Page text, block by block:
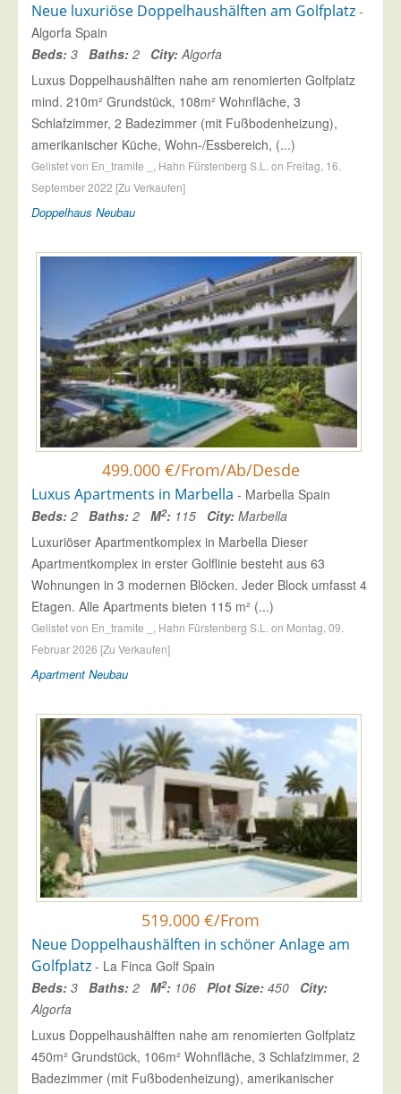
Neue luxuriöse Doppelhaushälften am Golfplatz -
Algorfa Spain
Beds: 3 Baths: 2 City:Algorfa
Luxus Doppelhaushälften nahe am renomierten Golfplatz
mind. 210m² Grundstück, 108m² Wohnfläche, 3
Schlafzimmer, 2 Badezimmer (mit Fußbodenheizung),
amerikanischer Küche, Wohn-/Essbereich, (...)
Gelistet von En_tramite _, Hahn Fürstenberg S.L. on Freitag, 16.
September 2022 [Zu Verkaufen]
Doppelhaus Neubau
499.000 €/From/Ab/Desde
Luxus Apartments in Marbella - Marbella Spain
Beds: 2 Baths: 2 M2: 115 City: Marbella
Luxuriöser Apartmentkomplex in Marbella Dieser
Apartmentkomplex in erster Golflinie besteht aus 63
Wohnungen in 3 modernen Blöcken. Jeder Block umfasst 4
Etagen. Alle Apartments bieten 115 m² (...)
Gelistet von En_tramite _, Hahn Fürstenberg S.L. on Montag, 09.
Februar 2026 [Zu Verkaufen]
Apartment Neubau
519.000 €/From
Neue Doppelhaushälften in schöner Anlage am
Golfplatz - La Finca Golf Spain
Beds: 3 Baths: 2 M2: 106 Plot Size: 450 City:
Algorfa
Luxus Doppelhaushälften nahe am renomierten Golfplatz
450m² Grundstück, 106m² Wohnfläche, 3 Schlafzimmer, 2
Badezimmer (mit Fußbodenheizung), amerikanischer